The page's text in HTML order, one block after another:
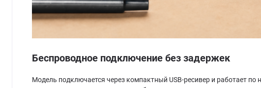
Беспроводное подключение без задержек
Модель подключается через компактный USB-ресивер и работает